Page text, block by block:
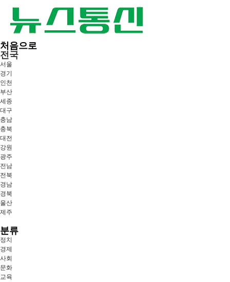
처음으로
전국
서울
경기
인천
부산
세종
대구
충남
충북
대전
강원
광주
전남
전북
경남
경북
울산
제주
분류
정치
경제
사회
문화
교육